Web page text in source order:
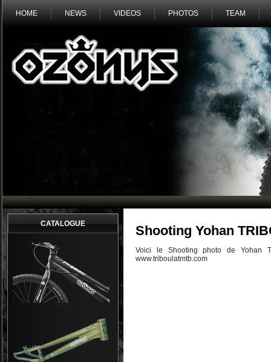
HOME NEWS VIDEOS PHOTOS TEAM
CATALOGUE Shooting Yohan
Voici le Shooting photo de Yohan
www.triboulatmtb.com